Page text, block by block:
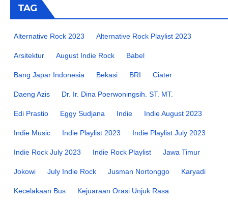
TAG
Alternative Rock 2023 Alternative Rock Playlist 2023
Arsitektur August Indie Rock Babel
Bang Japar Indonesia Bekasi BRI Ciater
Daeng Azis Dr. Ir. Dina Poerwoningsih. ST. MT.
Edi Prastio Eggy Sudjana Indie Indie August 2023
Indie Music Indie Playlist 2023 Indie Playlist July 2023
Indie Rock July 2023 Indie Rock Playlist Jawa Timur
Jokowi July Indie Rock Jusman Nortonggo Karyadi
Kecelakaan Bus Kejuaraan Orasi Unjuk Rasa